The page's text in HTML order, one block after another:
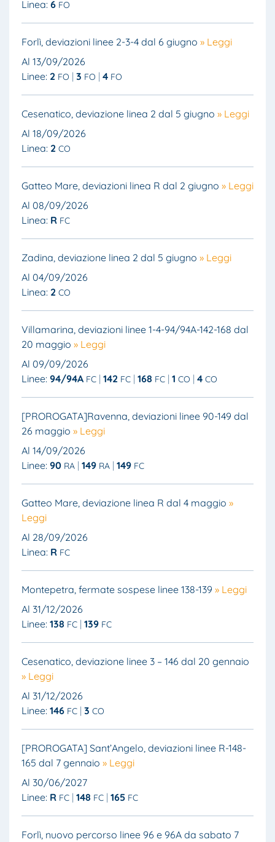
Linea: 6 FO
Forlì, deviazioni linee 2-3-4 dal 6 giugno » Leggi
Al 13/09/2026
Linee: 2 FO 3 FO 4 FO
Cesenatico, deviazione linea 2 dal 5 giugno » Leggi
Al 18/09/2026
Linea: 2 CO
Gatteo Mare, deviazioni linea R dal 2 giugno » Leggi
Al 08/09/2026
Linea: R FC
Zadina, deviazione linea 2 dal 5 giugno » Leggi
Al 04/09/2026
Linea: 2 CO
Villamarina, deviazioni linee 1-4-94/94A-142-168 dal
20 maggio » Leggi
Al 09/09/2026
Linee: 94/94A FC 142 FC 168 FC 1 CO 4 CO
[PROROGATA]Ravenna, deviazioni linee 90-149 dal
26 maggio » Leggi
Al 14/09/2026
Linee: 90 RA 149 RA 149 FC
Gatteo Mare, deviazione linea R dal 4 maggio »
Leggi
Al 28/09/2026
Linea: R FC
Montepetra, fermate sospese linee 138-139 » Leggi
Al 31/12/2026
Linee: 138 FC 139 FC
Cesenatico, deviazione linee 3 – 146 dal 20 gennaio
» Leggi
Al 31/12/2026
Linee: 146 FC 3 CO
[PROROGATA] Sant’Angelo, deviazioni linee R-148-
165 dal 7 gennaio » Leggi
Al 30/06/2027
Linee: R FC 148 FC 165 FC
Forlì, nuovo percorso linee 96 e 96A da sabato 7